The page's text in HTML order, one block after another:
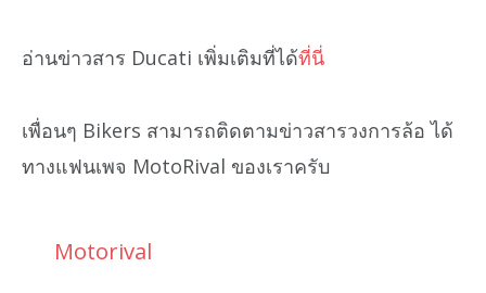
อ่านข่าวสาร Ducati เพิ่มเติมที่ได้ที่นี่
เพื่อนๆ Bikers สามารถติดตามข่าวสารวงการล้อ ได้
ทางแฟนเพจ MotoRival ของเราครับ
Motorival